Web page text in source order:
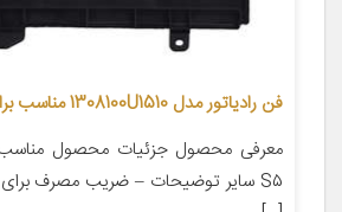
فن رادیاتور مدل 1308100U1510 مناسب برای خودروهای جک
معرفی محصول جزئیات محصول